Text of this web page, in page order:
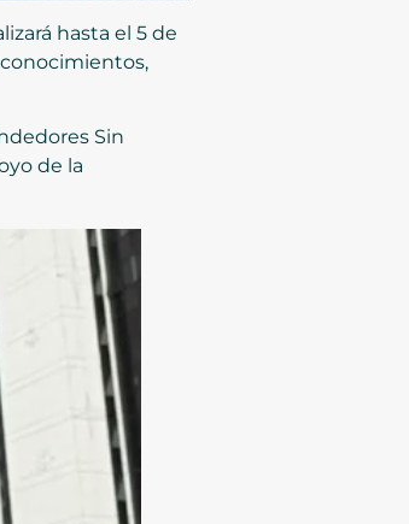
hasta el 5 de
Sin
de la